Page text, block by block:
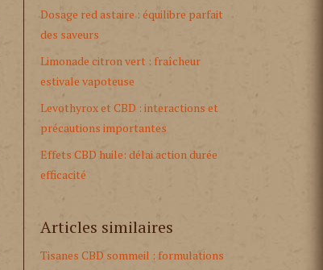
Dosage red astaire : équilibre parfait
des saveurs
Limonade citron vert : fraîcheur
estivale vapoteuse
Levothyrox et CBD : interactions et
précautions importantes
Effets CBD huile: délai action durée
efficacité
Articles similaires
Tisanes CBD sommeil : formulations